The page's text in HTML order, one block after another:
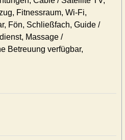
Fitnessraum, Wi-Fi,
Fön, Schließfach, Guide /
Massage /
Betreuung verfügbar,